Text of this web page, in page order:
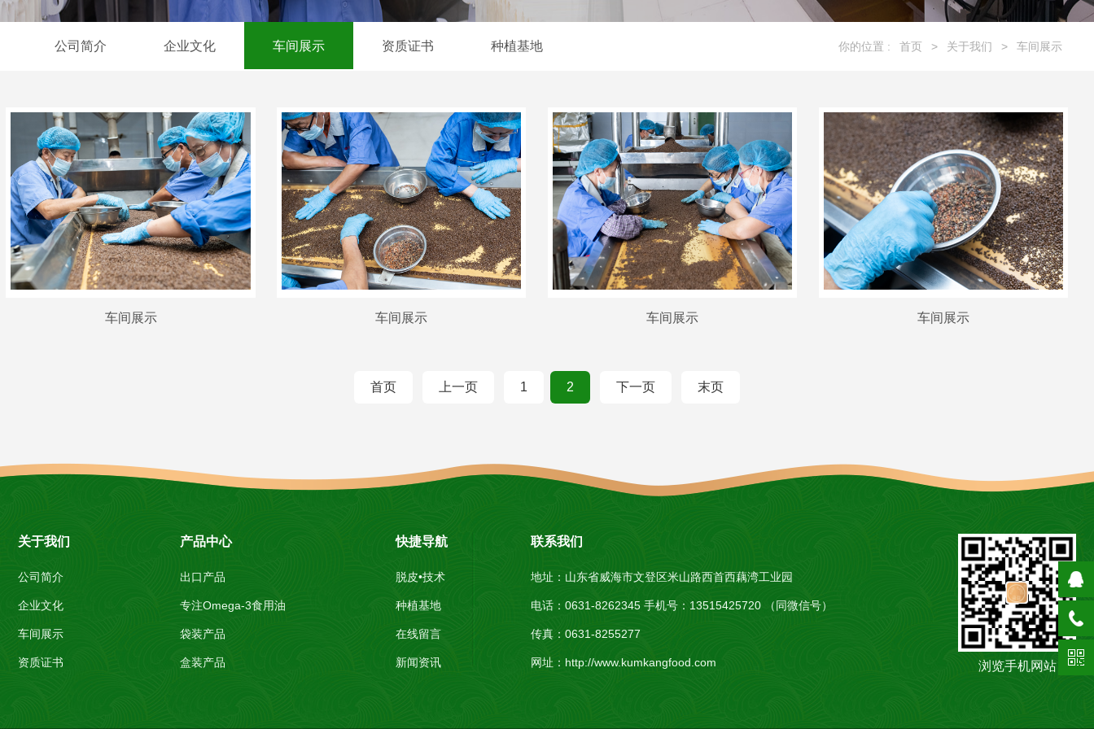
公司简介 企业文化 车间展示 资质证书 种植基地 你的位置 : 首页 > 关于我们 > 车间展示
车间展示 车间展示 车间展示 车间展示
首页 上一页 1 2 下一页 末页
关于我们
公司简介
企业文化
车间展示
资质证书
产品中心
出口产品
专注Omega-3食用油
袋装产品
盒装产品
快捷导航
脱皮•技术
种植基地
在线留言
新闻资讯
联系我们
地址：山东省威海市文登区米山路西首西藕湾工业园
电话：0631-8262345 手机号：13515425720 （同微信号）
传真：0631-8255277
网址： http://www.kumkangfood.com 浏览手机网站